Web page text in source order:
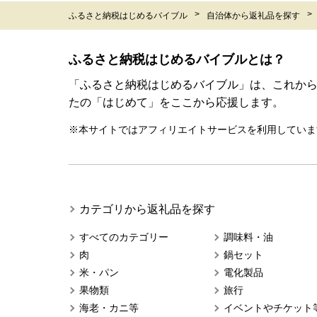
ふるさと納税はじめるバイブル 自治体から返礼品を探す
ふるさと納税はじめるバイブルとは？
「ふるさと納税はじめるバイブル」は、これ
たの「はじめて」をここから応援します。
※本サイトではアフィリエイトサービスを利用してい
カテゴリから返礼品を探す
すべてのカテゴリー
肉
米・パン
果物類
海老・カニ等
調味料・油
鍋セット
電化製品
旅行
イベントやチケット